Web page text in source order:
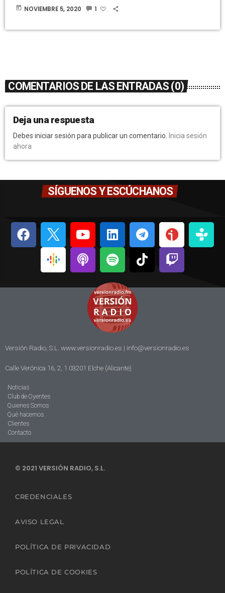
today NOVIEMBRE 5, 2020 1
COMENTARIOS DE LAS ENTRADAS (0)
Deja una respuesta
Debes iniciar sesión para publicar un comentario.
Inicia sesión
ahora
SÍGUENOS Y ESCÚCHANOS
Versión Radio, S.L. www.versionradio.es | info@versionradio.es
Calle Verónica 16, 2, 1 03201 Elche (Alicante)
Noticias
Club de Oyentes
Quienes Somos
Qué hacemos
Clientes
Contacto
© 2021 VERSIÓN RADIO, S.L.
CREDENCIALES
AVISO LEGAL
POLÍTICA DE PRIVACIDAD
POLÍTICA DE COOKIES